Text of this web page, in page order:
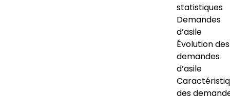
statistiques
Demandes
d’asile
Évolution des
demandes
d’asile
des